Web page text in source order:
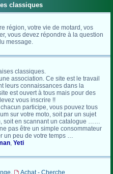
classiques
région, votre vie de motard, vos
vous devez répondre à la question
message.
classiques.
association. Ce site est le travail
leurs connaissances dans la
est ouvert à tous mais pour des
vous inscrire !!
participe, vous pouvez tous
sur votre moto, soit par un sujet
soit en scannant un catalogue ……
pas être un simple consommateur
un peu de votre temps …
, Yeti
,
Achat - Cherche